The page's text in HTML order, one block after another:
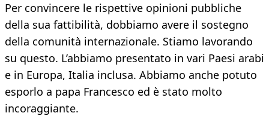
Per convincere le rispettive opinioni pubbliche
della sua fattibilità, dobbiamo avere il sostegno
della comunità internazionale. Stiamo lavorando
su questo. L’abbiamo presentato in vari Paesi arabi
e in Europa, Italia inclusa. Abbiamo anche potuto
esporlo a papa Francesco ed è stato molto
incoraggiante.